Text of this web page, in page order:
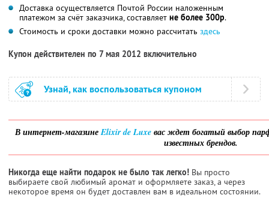
Доставка осуществляется Почтой России наложенным
платежом за счёт заказчика, составляет не более 300р.
Стоимость и сроки доставки можно рассчитать здесь
Купон действителен по 7 мая 2012 включительно
Узнай, как воспользоваться купоном
В интернет-магазинеElixir de Luxeвас ждет богатый выбор
известных брендов.
Никогда еще найти подарок не было так легко! Вы просто
выбираете свой любимый аромат и оформляете заказ, а через
некоторое время он будет доставлен вам в идеальном состоянии.